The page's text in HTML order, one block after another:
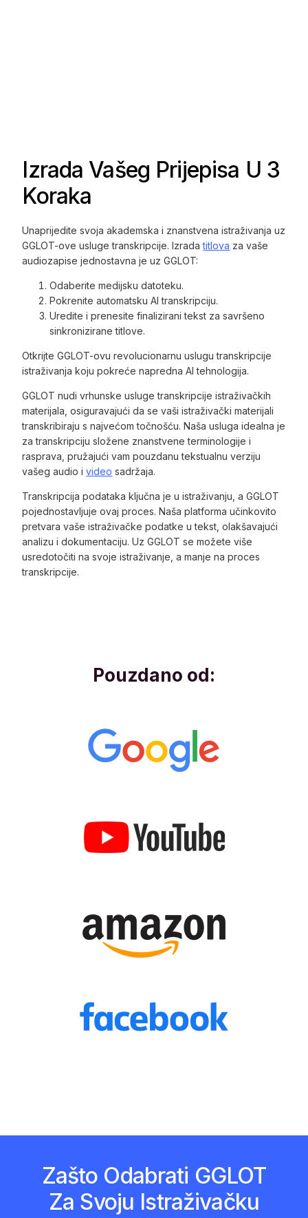
Izrada Vašeg Prijepisa U 3
Koraka
Unaprijedite svoja akademska i znanstvena istraživanja uz
GGLOT-ove usluge transkripcije. Izradatitlova za vaše
audiozapise jednostavna je uz GGLOT:
Odaberite medijsku datoteku.
Pokrenite automatsku AI transkripciju.
Uredite i prenesite finalizirani tekst za savršeno
sinkronizirane titlove.
Otkrijte GGLOT-ovu revolucionarnu uslugu transkripcije
istraživanja koju pokreće napredna AI tehnologija.
GGLOT nudi vrhunske usluge transkripcije istraživačkih
materijala, osiguravajući da se vaši istraživački materijali
transkribiraju s najvećom točnošću. Naša usluga idealna je
za transkripciju složene znanstvene terminologije i
rasprava, pružajući vam pouzdanu tekstualnu verziju
vašeg audio ivideo sadržaja.
Transkripcija podataka ključna je u istraživanju, a GGLOT
pojednostavljuje ovaj proces. Naša platforma učinkovito
pretvara vaše istraživačke podatke u tekst, olakšavajući
analizu i dokumentaciju. Uz GGLOT se možete više
usredotočiti na svoje istraživanje, a manje na proces
transkripcije.
Pouzdano od:
Zašto Odabrati GGLOT
Za Svoju Istraživačku